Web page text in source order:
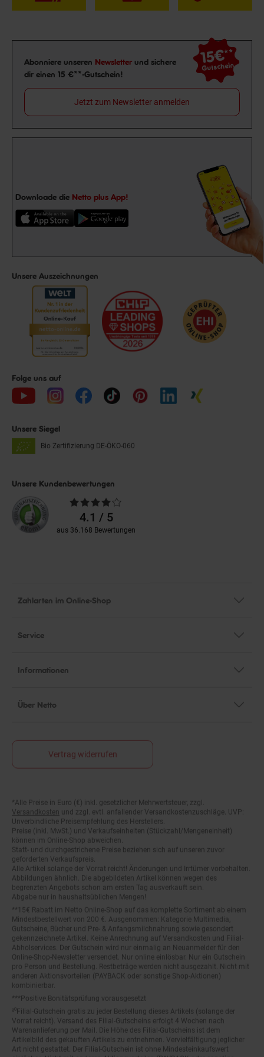
Newsletter Anmeldung
Abonniere unseren Newsletter und sichere
dir einen 15 €**-Gutschein!
15€**
Gutschein
Jetzt zum Newsletter anmelden
Downloade die Netto plus App!
Unsere Auszeichnungen
Folge uns auf
Unsere Siegel
Bio Zertifizierung DE-ÖKO-060
Unsere Kundenbewertungen
Durchschnittliche
Bewertungen4.1 / 5
aus 36.168 Bewertungen
Zahlarten im Online-Shop
Service
Informationen
Über Netto
Vertrag widerrufen
Fußnoten
Versandkosten und zzgl. evtl. anfallender Versandkostenzuschläge. UVP:
Unverbindliche Preisempfehlung des Herstellers.
Preise (inkl. MwSt.) und Verkaufseinheiten (Stückzahl/Mengeneinheit)
können im Online-Shop abweichen.
Statt- und durchgestrichene Preise beziehen sich auf unseren zuvor
geforderten Verkaufspreis.
Alle Artikel solange der Vorrat reicht! Änderungen und Irrtümer vorbehalten.
Abbildungen ähnlich. Die abgebildeten Artikel können wegen des
begrenzten Angebots schon am ersten Tag ausverkauft sein.
Abgabe nur in haushaltsüblichen Mengen!
Mindestbestellwert von 200 €. Ausgenommen: Kategorie Multimedia,
Gutscheine, Bücher und Pre- & Anfangsmilchnahrung sowie gesondert
gekennzeichnete Artikel. Keine Anrechnung auf Versandkosten und Filial-
Abholservices. Der Gutschein wird nur einmalig an Neuanmelder für den
Online-Shop-Newsletter versendet. Nur online einlösbar. Nur ein Gutschein
pro Person und Bestellung. Restbeträge werden nicht ausgezahlt. Nicht mit
anderen Aktionsvorteilen (PAYBACK oder sonstige Shop-Aktionen)
kombinierbar.
²⁰Filial-Gutschein gratis zu jeder Bestellung dieses Artikels (solange der
Vorrat reicht). Versand des Filial-Gutscheins erfolgt 4 Wochen nach
Warenanlieferung per Mail. Die Höhe des Filial-Gutscheins ist dem
Artikelbild des gekauften Artikels zu entnehmen. Vervielfältigung jeglicher
Art nicht gestattet. Der Filial-Gutschein ist ohne Mindesteinkaufswert
einlösbar. Nicht mit anderen Aktionsvorteilen (PAYBACK oder sonstige